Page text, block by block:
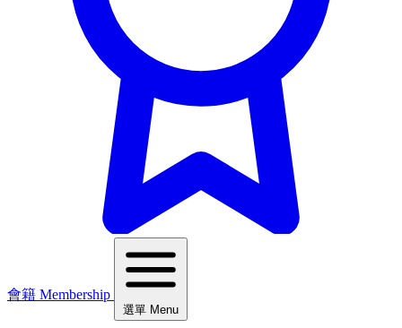
會籍 Membership
選單 Menu